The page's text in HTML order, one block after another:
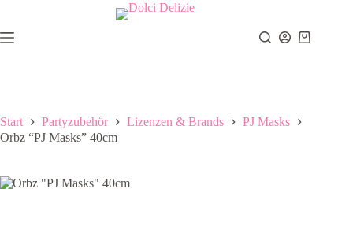
springen
Warenkorb
Start Partyzubehör Lizenzen & Brands
PJ Masks
Orbz “PJ Masks” 40cm